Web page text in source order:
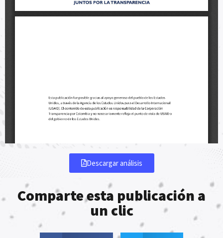
Descargar análisis
Comparte esta publicación a
un clic